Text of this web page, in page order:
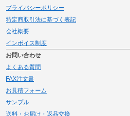
プライバシーポリシー
特定商取引法に基づく表記
会社概要
インボイス制度
お問い合わせ
よくある質問
FAX注文書
お見積フォーム
サンプル
送料・お届け・返品交換